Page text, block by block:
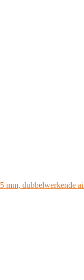
mm, dubbelwerkende